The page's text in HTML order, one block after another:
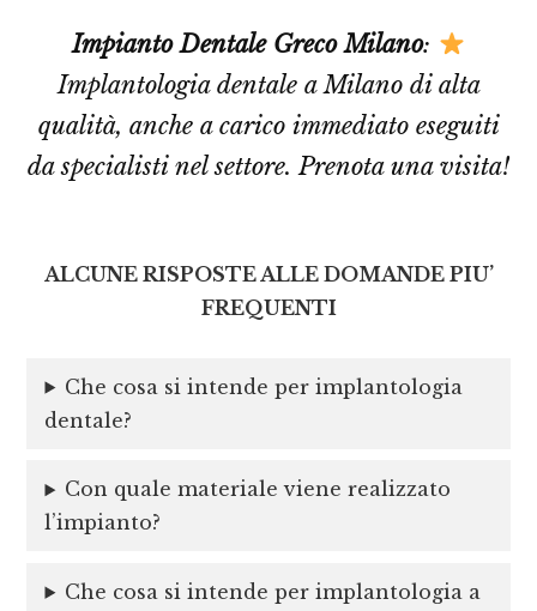
Impianto Dentale Greco Milano:
Implantologia dentale a Milano di alta
qualità, anche a carico immediato eseguiti
da specialisti nel settore. Prenota una visita!
ALCUNE RISPOSTE ALLE DOMANDE PIU’
FREQUENTI
Che cosa si intende per implantologia
dentale?
Con quale materiale viene realizzato
l’impianto?
Che cosa si intende per implantologia a